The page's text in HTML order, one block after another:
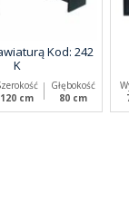
Kod: 242
K
120 cm
Głębokość
80 cm